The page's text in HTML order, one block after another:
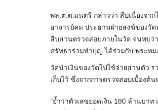
พล.ต.ต.มนตรี กล่าวว่า สืบเนื่องจา
อาจารย์คม ประธานฝ่ายสงฆ์ของวั
สืบสวนตรวจสอบภายในวัด จนพบว่
ศรัทธาร่วมทำบุญ ได้ร่วมกับ พระหม
วัดนำเงินของวัดไปใช้จ่ายส่วนตัว
เก็บไว้ ซึ่งจากการตรวจสอบเบื้อง
"ย้ำว่าตัวเลขยอดเงิน 180 ล้านบา